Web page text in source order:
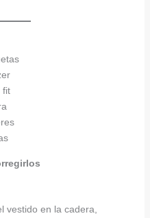
fit
vestido en la cadera,